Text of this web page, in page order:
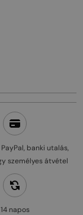
banki utalás,
személyes átvétel
14 napos